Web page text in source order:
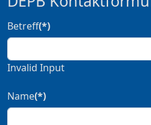
Betreff(*)
Invalid Input
Name(*)